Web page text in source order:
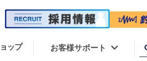
ップ お客様サポート